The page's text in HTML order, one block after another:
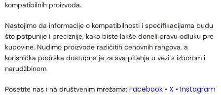
kompatibilnih proizvoda.
Nastojimo da informacije o kompatibilnosti i specifikacijama budu
što potpunije i preciznije, kako biste lakše doneli pravu odluku pre
kupovine. Nudimo proizvode različitih cenovnih rangova, a
korisnička podrška dostupna je za sva pitanja u vezi s izborom i
narudžbinom.
Posetite nas i na društvenim mrežama: Facebook • X • Instagram